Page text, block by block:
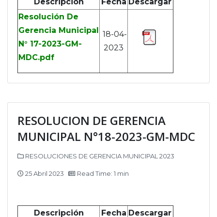
Resolución De
Gerencia Municipal
N° 17-2023-GM-
MDC.pdf
18-04-
2023
RESOLUCION DE GERENCIA
MUNICIPAL N°18-2023-GM-MDC
RESOLUCIONES DE GERENCIA MUNICIPAL 2023
25 Abril 2023 Read Time: 1 min
Descripción Fecha Descargar